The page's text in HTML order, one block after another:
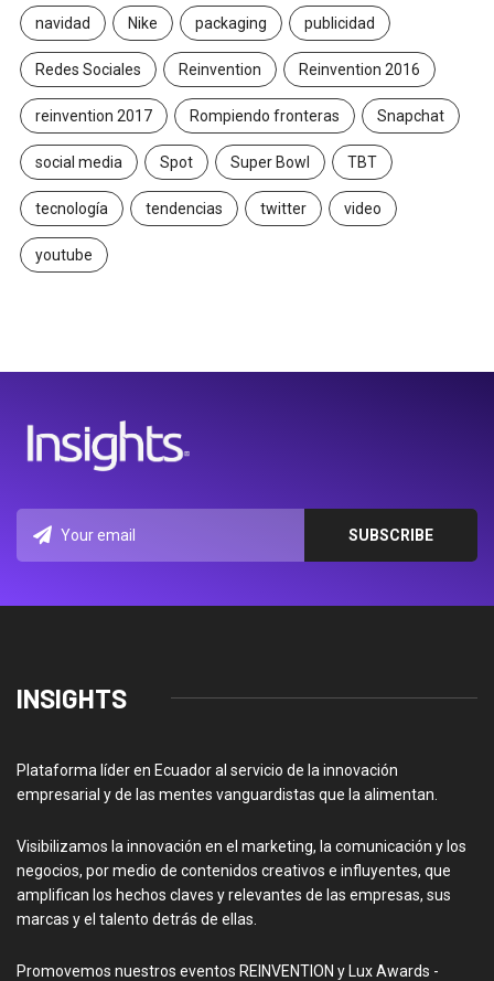
navidad Nike packaging publicidad
Redes Sociales Reinvention Reinvention 2016
reinvention 2017 Rompiendo fronteras Snapchat
social media Spot Super Bowl TBT
tecnología tendencias twitter video
youtube
INSIGHTS
Plataforma líder en Ecuador al servicio de la innovación
empresarial y de las mentes vanguardistas que la alimentan.
Visibilizamos la innovación en el marketing, la comunicación y los
negocios, por medio de contenidos creativos e influyentes, que
amplifican los hechos claves y relevantes de las empresas, sus
marcas y el talento detrás de ellas.
Promovemos nuestros eventos REINVENTION y Lux Awards -